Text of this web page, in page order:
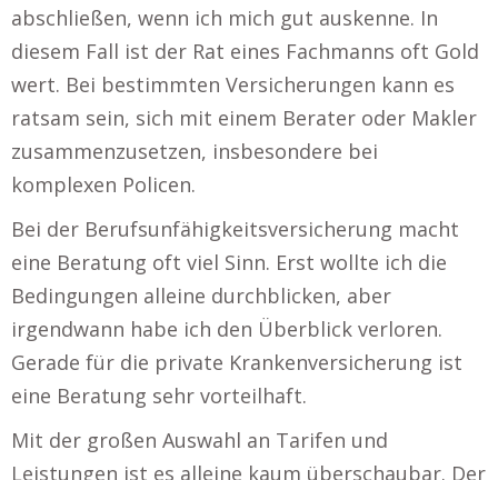
abschließen, wenn ich mich gut auskenne. In
diesem Fall ist der Rat eines Fachmanns oft Gold
wert. Bei bestimmten Versicherungen kann es
ratsam sein, sich mit einem Berater oder Makler
zusammenzusetzen, insbesondere bei
komplexen Policen.
Bei der Berufsunfähigkeitsversicherung macht
eine Beratung oft viel Sinn. Erst wollte ich die
Bedingungen alleine durchblicken, aber
irgendwann habe ich den Überblick verloren.
Gerade für die private Krankenversicherung ist
eine Beratung sehr vorteilhaft.
Mit der großen Auswahl an Tarifen und
Leistungen ist es alleine kaum überschaubar. Der